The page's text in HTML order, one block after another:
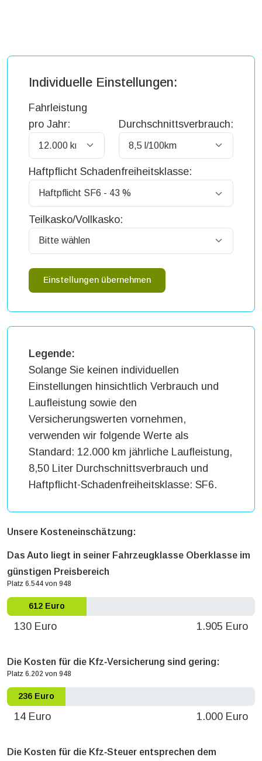
Individuelle Einstellungen:
Fahrleistung
pro Jahr:
Durchschnittsverbrauch:
Haftpflicht Schadenfreiheitsklasse:
Teilkasko/Vollkasko:
Einstellungen übernehmen
Legende:
Solange Sie keinen individuellen
Einstellungen hinsichtlich Verbrauch und
Laufleistung sowie den
Versicherungswerten vornehmen,
verwenden wir folgende Werte als
Standard: 12.000 km jährliche Laufleistung,
8,50 Liter Durchschnittsverbrauch und
Haftpflicht-Schadenfreiheitsklasse: SF6.
Unsere Kosteneinschätzung:
Das Auto liegt in seiner Fahrzeugklasse Oberklasse im
günstigen Preisbereich
Platz 6.544 von 948
612 Euro
130 Euro 1.905 Euro
Die Kosten für die Kfz‐Versicherung sind gering:
Platz 6.202 von 948
236 Euro
14 Euro 1.000 Euro
Die Kosten für die Kfz‐Steuer entsprechen dem